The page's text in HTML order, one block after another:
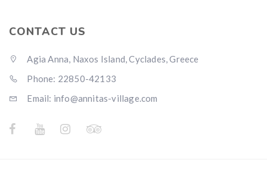
CONTACT US
Agia Anna, Naxos Island, Cyclades, Greece
Phone: 22850-42133
Email: info@annitas-village.com